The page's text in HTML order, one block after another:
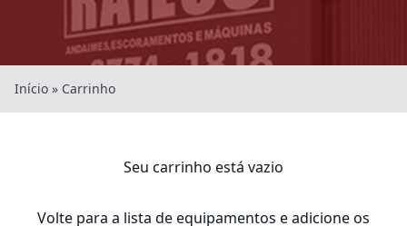
Início » Carrinho
Seu carrinho está vazio
Volte para a lista de equipamentos e adicione os